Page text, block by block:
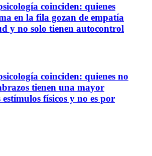
coinciden: quienes
en la fila gozan de empatía
y no solo tienen autocontrol
coinciden: quienes no
tienen una mayor
físicos y no es por